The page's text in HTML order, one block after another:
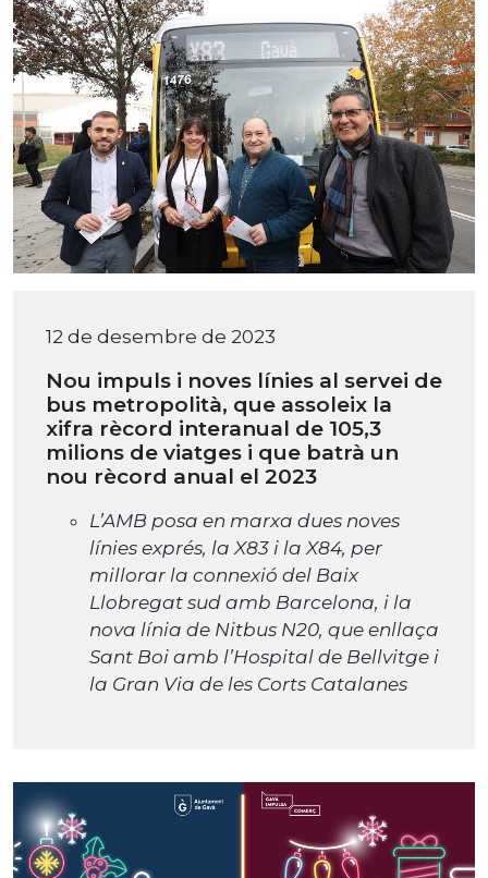
12 de desembre de 2023
Nou impuls i noves línies al servei de
bus metropolità, que assoleix la
xifra rècord interanual de 105,3
milions de viatges i que batrà un
nou rècord anual el 2023
L’AMB posa en marxa dues noves
línies exprés, la X83 i la X84, per
millorar la connexió del Baix
Llobregat sud amb Barcelona, i la
nova línia de Nitbus N20, que enllaça
Sant Boi amb l’Hospital de Bellvitge i
la Gran Via de les Corts Catalanes